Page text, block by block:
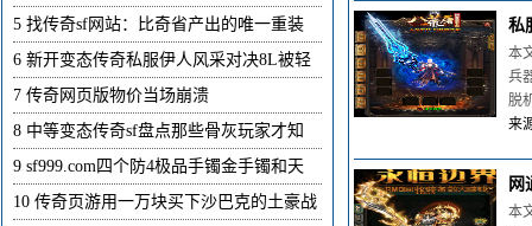
私
本
兵
脱
来
网
本
5 找传奇sf网站：比奇省产出的唯一重装
6 新开变态传奇私服伊人风采对决8L被轻
7 传奇网页版物价当场崩溃
8 中等变态传奇sf盘点那些骨灰玩家才知
9 sf999.com四个防4极品手镯金手镯和天
10 传奇页游用一万块买下沙巴克的土豪战